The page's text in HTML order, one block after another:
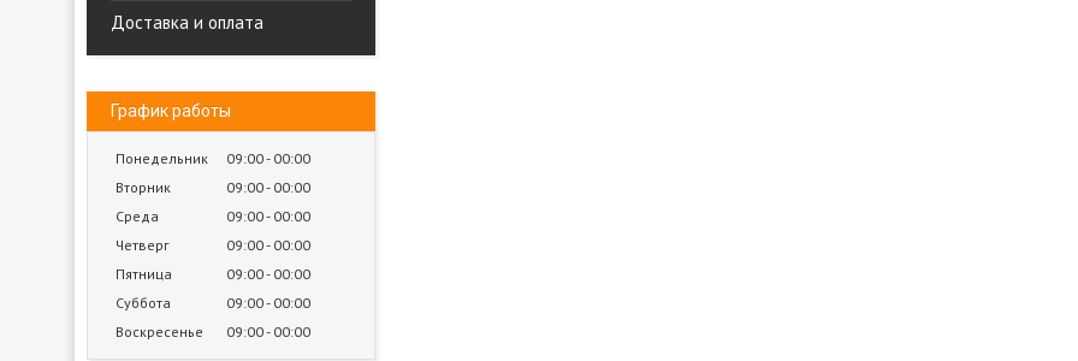
Доставка и оплата
График работы
Понедельник 09:00 00:00
Вторник
09:00 00:00
Среда
09:00 00:00
Четверг
09:00 00:00
Пятница
09:00 00:00
Суббота
09:00 00:00
Воскресенье
09:00 00:00